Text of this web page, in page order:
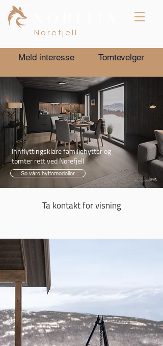
Norefjell
Meld interesse Tomtevelger
Innflyttingsklare familiehytter og
tomter rett ved Norefjell
Se våre hyttemodeller
Ta kontakt for visning